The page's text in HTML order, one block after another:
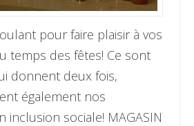
pour faire plaisir à vos
temps des fêtes! Ce sont
donnent deux fois,
également nos
inclusion sociale! MAGASIN